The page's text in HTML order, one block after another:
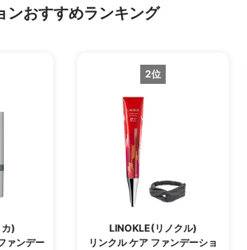
ンおすすめランキング
)
ァンデー
2位
LINOKLE(リノクル)
リンクル ケア ファンデーショ